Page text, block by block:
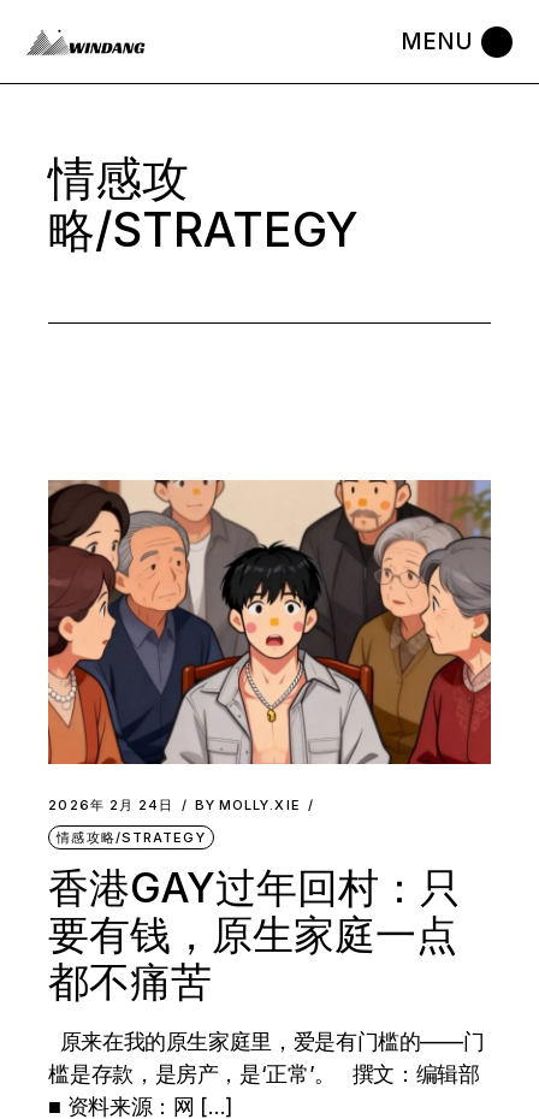
the
情感攻
略/STRATEGY
2026年 2月 24日 BY MOLLY.XIE
情感攻略/STRATEGY
香港GAY过年回村：只
要有钱，原生家庭一点
都不痛苦
原来在我的原生家庭里，爱是有门槛的——门
槛是存款，是房产，是‘正常’。 撰文：编辑部
■ 资料来源：网 […]